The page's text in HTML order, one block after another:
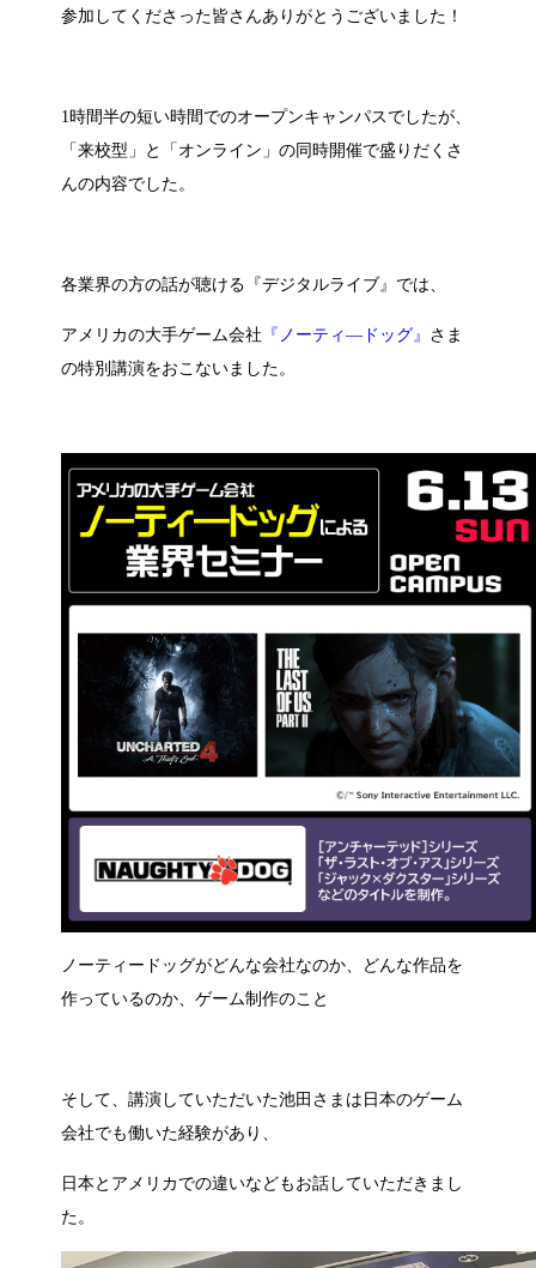
参加してくださった皆さんありがとうございました！
1時間半の短い時間でのオープンキャンパスでしたが、
「来校型」と「オンライン」の同時開催で盛りだくさ
んの内容でした。
各業界の方の話が聴ける『デジタルライブ』では、
アメリカの大手ゲーム会社 『ノーティ―ドッグ』 さま
の特別講演をおこないました。
ノーティードッグがどんな会社なのか、どんな作品を
作っているのか、ゲーム制作のこと
そして、講演していただいた池田さまは日本のゲーム
会社でも働いた経験があり、
日本とアメリカでの違いなどもお話していただきまし
た。